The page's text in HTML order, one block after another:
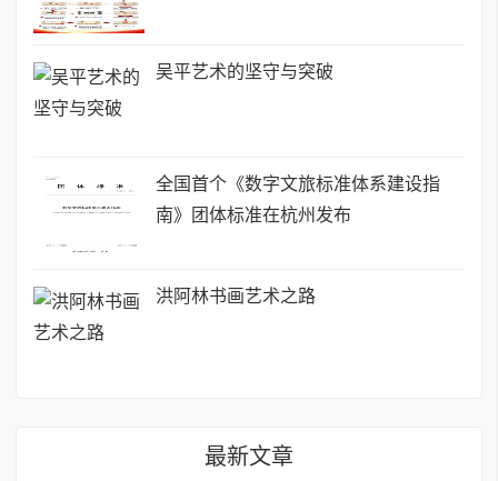
吴平艺术的坚守与突破
全国首个《数字文旅标准体系建设指
南》团体标准在杭州发布
洪阿林书画艺术之路
最新文章